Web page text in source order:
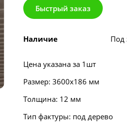
Быстрый заказ
Наличие Под
Цена указана за 1шт
Размер: 3600х186 мм
Толщина: 12 мм
Тип фактуры: под дерево